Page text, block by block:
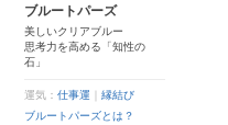
ブルートパーズ
美しいクリアブルー
思考力を高める「知性の
石」
運気：仕事運 ｜縁結び
ブルートパーズとは？